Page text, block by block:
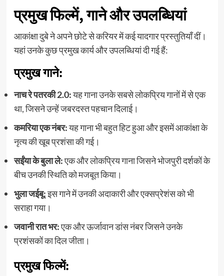
प्रमुख फिल्में, गाने और उपलब्धियां
आकांक्षा दुबे ने अपने छोटे से करियर में कई यादगार प्रस्तुतियाँ दीं।
यहां उनके कुछ प्रमुख कार्य और उपलब्धियां दी गई हैं:
प्रमुख गाने:
नाच रे पतरकी 2.0:यह गाना उनके सबसे लोकप्रिय गानों में से एक
था, जिसने उन्हें जबरदस्त पहचान दिलाई।
कमरिया एक नंबर:यह गाना भी बहुत हिट हुआ और इसमें आकांक्षा के
नृत्य की खूब प्रशंसा की गई।
सईंया के बुला ले:एक और लोकप्रिय गाना जिसने भोजपुरी दर्शकों के
बीच उनकी स्थिति को मजबूत किया।
भुला जईबू:इस गाने में उनकी अदाकारी और एक्सप्रेशंस को भी
सराहा गया।
जवानी रात भर:एक और ऊर्जावान डांस नंबर जिसने उनके
प्रशंसकों का दिल जीता।
प्रमुख फिल्में: